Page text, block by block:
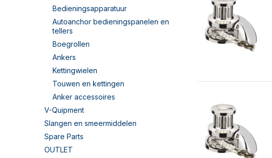
Bedieningsapparatuur
Autoanchor bedieningspanelen en
tellers
Boegrollen
Ankers
Kettingwielen
Touwen en kettingen
Anker accessoires
V-Quipment
Slangen en smeermiddelen
Spare Parts
OUTLET